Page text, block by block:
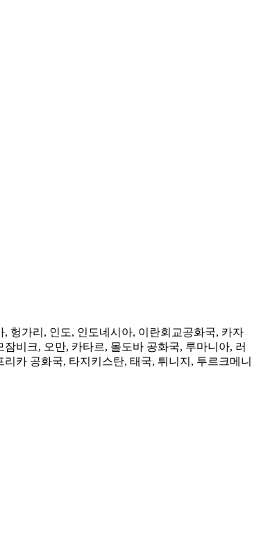
헝가리, 인도, 인도네시아, 이란회교공화국, 카자
비크, 오만, 카타르, 몰도바 공화국, 루마니아, 러
카 공화국, 타지키스탄, 태국, 튀니지, 투르크메니